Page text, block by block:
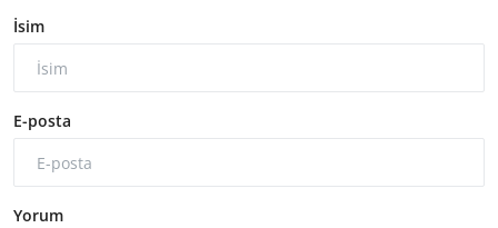
İsim
E-posta
Yorum